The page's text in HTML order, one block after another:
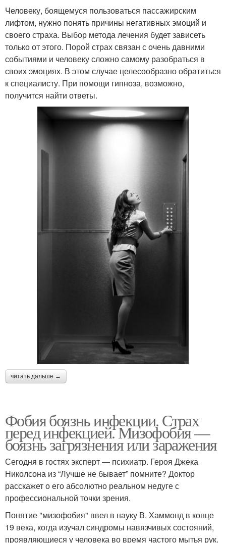
Человеку, боящемуся пользоваться пассажирским
лифтом, нужно понять причины негативных эмоций и
своего страха. Выбор метода лечения будет зависеть
только от этого. Порой страх связан с очень давними
событиями и человеку сложно самому разобраться в
своих эмоциях. В этом случае целесообразно обратиться
к специалисту. При помощи гипноза, возможно,
получится найти ответы.
читать дальше →
Фобия боязнь инфекции. Страх
перед инфекцией. Мизофобия —
боязнь загрязнения или заражения
Сегодня в гостях эксперт — психиатр. Героя Джека
Николсона из “Лучше не бывает” помните? Доктор
расскажет о его абсолютно реальном недуге с
профессиональной точки зрения.
Понятие "мизофобия" ввел в науку В. Хаммонд в конце
19 века, когда изучал синдромы навязчивых состояний,
проявляющиеся у человека во время частого мытья рук.